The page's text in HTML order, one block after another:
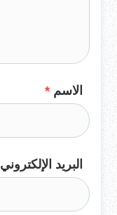
الاسم *
البريد الإلكتروني